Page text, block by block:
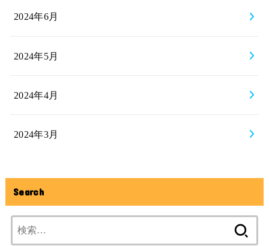
2024年6月
2024年5月
2024年4月
2024年3月
Search
索: